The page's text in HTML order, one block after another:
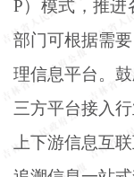
P）模式，推进
部门可根据需
理信息平台。
三方平台接入
上下游信息互